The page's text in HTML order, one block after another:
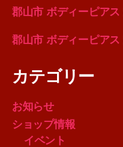
郡山市 ボディーピアス
郡山市 ボディーピアス
カテゴリー
お知らせ
ショップ情報
イベント